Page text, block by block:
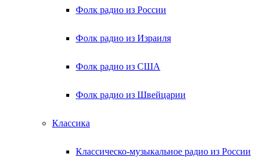
Фолк радио из России
Фолк радио из Израиля
Фолк радио из США
Фолк радио из Швейцарии
Классика
Классическо-музыкальное радио из России